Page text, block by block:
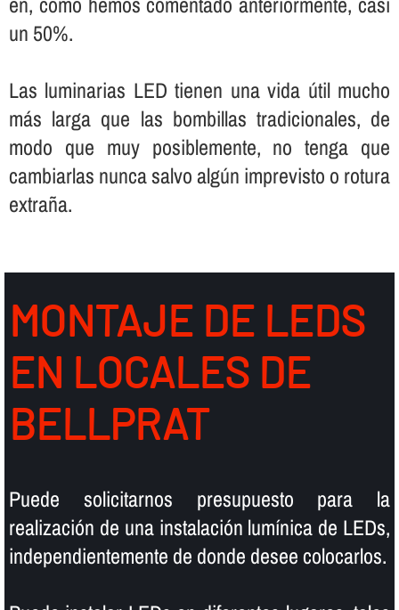
un 50%.
Las luminarias LED tienen una vida útil mucho
más larga que las bombillas tradicionales, de
modo que muy posiblemente, no tenga que
cambiarlas nunca salvo algún imprevisto o rotura
extraña.
MONTAJE DE LEDS
EN LOCALES DE
BELLPRAT
Puede solicitarnos presupuesto para la
realización de una instalación lumí­nica de LEDs,
independientemente de donde desee colocarlos.